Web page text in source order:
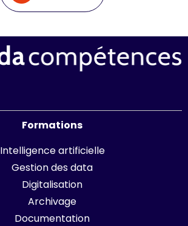
Formations
Intelligence artificielle
Gestion des data
Digitalisation
Archivage
Documentation